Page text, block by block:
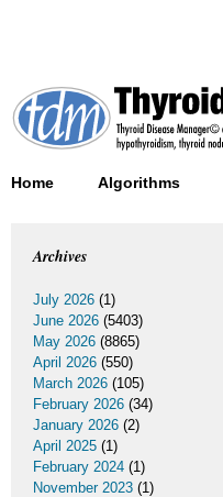
Home Algorithms
Archives
July 2026 (1)
June 2026 (5403)
May 2026 (8865)
April 2026 (550)
March 2026 (105)
February 2026 (34)
January 2026 (2)
April 2025 (1)
February 2024 (1)
November 2023 (1)